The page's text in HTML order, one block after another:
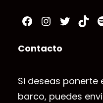
Facebook Instagram Twitter TikTok Spotify
Contacto
Si deseas
barco, puedes